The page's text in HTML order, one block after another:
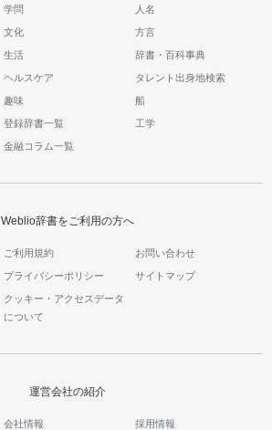
学問 人名
文化 方言
生活 辞書・百科事典
ヘルスケア タレント出身地検索
趣味 船
登録辞書一覧 工学
金融コラム一覧
Weblio辞書をご利用の方へ
ご利用規約 お問い合わせ
プライバシーポリシー サイトマップ
クッキー・アクセスデータ
について
運営会社の紹介
会社情報 採用情報